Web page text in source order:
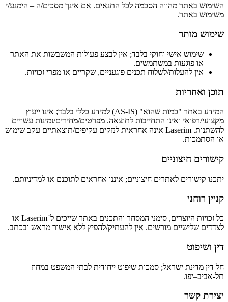
השימוש באתר מהווה הסכמה לכל התנאים. אם אינך מסכים/ה – הימנע/י
משימוש באתר.
שימוש מותר
שימוש אישי וחוקי בלבד; אין לבצע פעולות המשבשות את האתר
או פוגעות במשתמשים.
אין להעלות/לשלוח תכנים פוגעניים, שקריים או מפרי זכויות.
תוכן ואחריות
המידע באתר "כמות שהוא" (AS-IS) למידע כללי בלבד; אינו ייעוץ
מקצועי/רפואי ואינו התחייבות לתוצאה. מפרטים/מחירים/זמינות עשויים
להשתנות. Laserim אינה אחראית לנזקים עקיפים/תוצאתיים עקב שימוש
או הסתמכות.
קישורים חיצוניים
יתכנו קישורים לאתרים חיצוניים; איננו אחראים לתוכנם או למדיניותם.
קניין רוחני
כל זכויות היוצרים, סימני המסחר והתכנים באתר שייכים ל־Laserim או
לצדדים שלישיים מורשים. אין להעתיק/להפיץ ללא אישור מראש ובכתב.
דין ושיפוט
חל דין מדינת ישראל; סמכות שיפוט ייחודית לבתי המשפט במחוז
תל-אביב–יפו.
יצירת קשר